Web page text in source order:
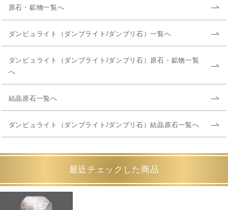
原石・鉱物一覧へ
ダンビュライト（ダンブライト/ダンブリ石）一覧へ
ダンビュライト（ダンブライト/ダンブリ石）原石・鉱物一覧
へ
結晶原石一覧へ
ダンビュライト（ダンブライト/ダンブリ石）結晶原石一覧へ
最近チェックした商品